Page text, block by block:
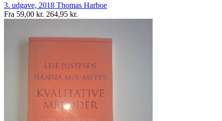
3. udgave, 2018 Thomas Harboe
Fra 59,00 kr. 264,95 kr.